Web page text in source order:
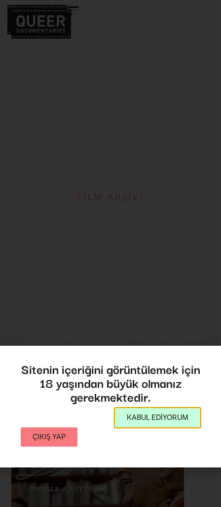
FİLM ARŞİVİ
Sitenin içeriğini görüntülemek için
18 yaşından büyük olmanız
gerekmektedir.
KABUL EDİYORUM
ÇIKIŞ YAP